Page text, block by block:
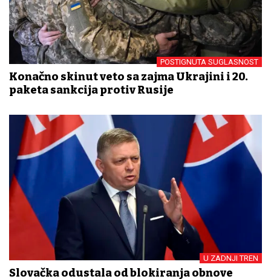
POSTIGNUTA SUGLASNOST
Konačno skinut veto sa zajma Ukrajini i 20.
paketa sankcija protiv Rusije
U ZADNJI TREN
Slovačka odustala od blokiranja obnove